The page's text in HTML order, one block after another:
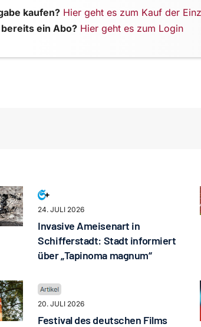
kaufen? Hier geht es zum Kauf der
ein Abo? Hier geht es zum Login
24. JULI 2026
Invasive Ameisenart in
Schifferstadt: Stadt informiert
über „Tapinoma magnum“
20. JULI 2026
Festival des deutschen Films